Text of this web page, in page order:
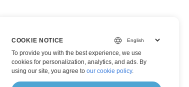
COOKIE NOTICE
To provide you with the best experience, we use
cookies for personalization, analytics, and ads. By
using our site, you agree to our cookie policy.